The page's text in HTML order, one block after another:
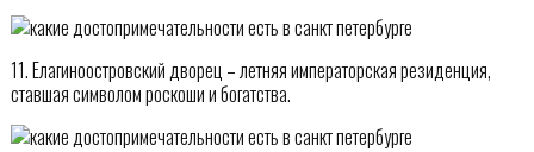
11. Елагиноостровский дворец – летняя императорская резиденция,
ставшая символом роскоши и богатства.